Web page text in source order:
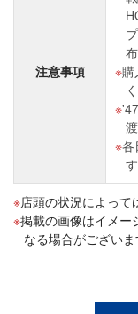
注意事項
購
各
す
店頭の状況によって
掲載の画像はイメー
なる場合がございま